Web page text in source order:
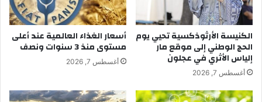
الكنيسة الأرثوذكسية تحيي يوم
الحج الوطني إلى موقع مار
إلياس الأثري في عجلون
أغسطس 7, 2026
أسعار الغذاء العالمية عند أعلى
مستوى منذ 3 سنوات ونصف
أغسطس 7, 2026